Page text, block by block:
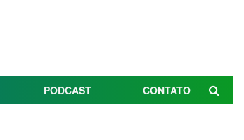
PODCAST CONTATO